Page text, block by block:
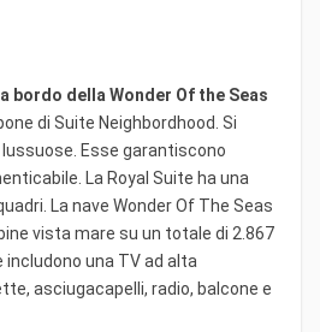
bordo della Wonder Of the Seas
di Suite Neighbordhood. Si
Esse garantiscono
La Royal Suite ha una
La nave Wonder Of The Seas
vista mare su un totale di 2.867
una TV ad alta
asciugacapelli, radio, balcone e